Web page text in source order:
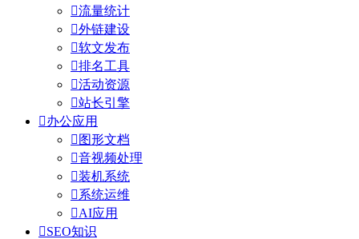
流量统计
外链建设
软文发布
排名工具
活动资源
站长引擎
办公应用
 图形文档
音视频处理
装机系统
系统运维
AI应用
SEO知识